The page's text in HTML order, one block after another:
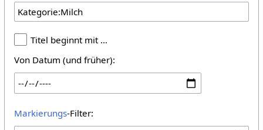
Titel beginnt mit …
Von Datum (und früher):
Markierungs-Filter: